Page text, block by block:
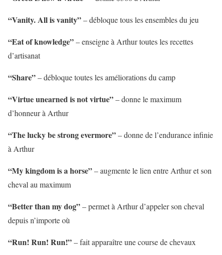
“Vanity. All is vanity”– débloque tous les ensembles du jeu
“Eat of knowledge”– enseigne à Arthur toutes les recettes
d’artisanat
“Share”– débloque toutes les améliorations du camp
“Virtue unearned is not virtue”– donne le maximum
d’honneur à Arthur
“The lucky be strong evermore”– donne de l’endurance infinie
à Arthur
“My kingdom is a horse”– augmente le lien entre Arthur et son
cheval au maximum
“Better than my dog”– permet à Arthur d’appeler son cheval
depuis n’importe où
“Run! Run! Run!”– fait apparaître une course de chevaux